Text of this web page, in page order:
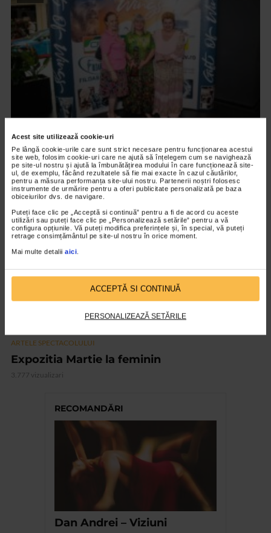
Acest site utilizează cookie-uri
Pe lângă cookie-urile care sunt strict necesare pentru funcționarea acestui
site web, folosim cookie-uri care ne ajută să înțelegem cum se navighează
pe site-ul nostru și ajută la îmbunătățirea modului în care funcționează site-
ul, de exemplu, făcând rezultatele să fie mai exacte în cazul căutărilor,
pentru a măsura performanța site-ului nostru. Partenerii noștri folosesc
instrumente de urmărire pentru a oferi publicitate personalizată pe baza
obiceiurilor dvs. de navigare.
Puteți face clic pe „Acceptă si continuă” pentru a fi de acord cu aceste
utilizări sau puteți face clic pe „Personalizează setările” pentru a vă
configura opțiunile. Vă puteți modifica preferințele și, în special, vă puteți
retrage consimțământul pe site-ul nostru în orice moment.
Mai multe detalii aici
ACCEPTĂ SI CONTINUĂ
PERSONALIZEAZĂ SETĂRILE
ARTELE SPECTACOLULUI
PREMIERA FILMULUI DARUL ARIPILOR
12.601 vizualizari
ARTELE SPECTACOLULUI
Expozitia Martie la feminin
3.777 vizualizari
RECOMANDĂRI
Dan Andrei – Viziuni